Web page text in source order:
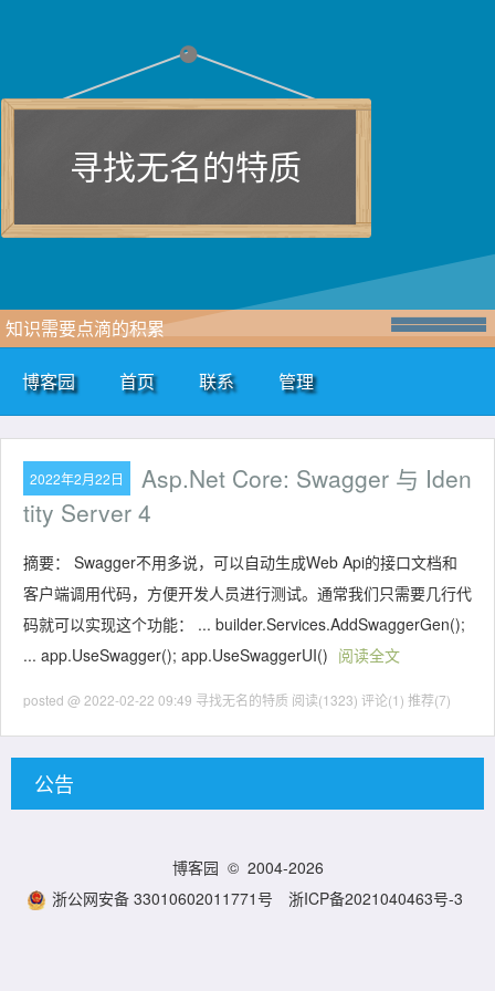
寻找无名的特质
知识需要点滴的积累
博客园 首页 联系 管理
2022年2月22日
Asp.Net Core: Swagger 与 Iden
tity Server 4
摘要： Swagger不用多说，可以自动生成Web Api的接口文档和
客户端调用代码，方便开发人员进行测试。通常我们只需要几行代
码就可以实现这个功能： ... builder.Services.AddSwaggerGen();
... app.UseSwagger(); app.UseSwaggerUI() 阅读全文
posted @ 2022-02-22 09:49 寻找无名的特质 阅读(1323) 评论(1) 推荐(7)
公告
博客园 © 2004-2026
浙公网安备 33010602011771号
浙ICP备2021040463号-3